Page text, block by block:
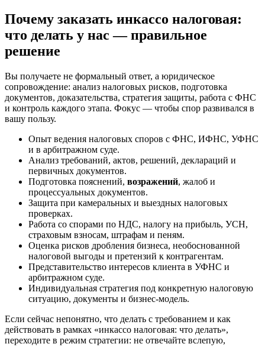
Почему заказать инкассо налоговая:
что делать у нас — правильное
решение
Вы получаете не формальный ответ, а юридическое
сопровождение: анализ налоговых рисков, подготовка
документов, доказательства, стратегия защиты, работа с ФНС
и контроль каждого этапа. Фокус — чтобы спор развивался в
вашу пользу.
Опыт ведения налоговых споров с ФНС, ИФНС, УФНС
и в арбитражном суде.
Анализ требований, актов, решений, деклараций и
первичных документов.
Подготовка пояснений, возражений, жалоб и
процессуальных документов.
Защита при камеральных и выездных налоговых
проверках.
Работа со спорами по НДС, налогу на прибыль, УСН,
страховым взносам, штрафам и пеням.
Оценка рисков дробления бизнеса, необоснованной
налоговой выгоды и претензий к контрагентам.
Представительство интересов клиента в УФНС и
арбитражном суде.
Индивидуальная стратегия под конкретную налоговую
ситуацию, документы и бизнес-модель.
Если сейчас непонятно, что делать с требованием и как
действовать в рамках «инкассо налоговая: что делать»,
переходите в режим стратегии: не отвечайте вслепую,